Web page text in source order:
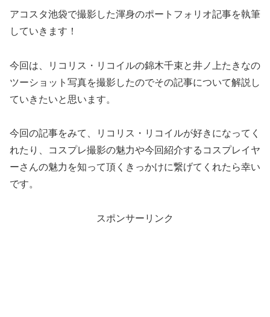
アコスタ池袋で撮影した渾身のポートフォリオ記事を執筆
していきます！
今回は、リコリス・リコイルの錦木千束と井ノ上たきなの
ツーショット写真を撮影したのでその記事について解説し
ていきたいと思います。
今回の記事をみて、リコリス・リコイルが好きになってく
れたり、コスプレ撮影の魅力や今回紹介するコスプレイヤ
ーさんの魅力を知って頂くきっかけに繋げてくれたら幸い
です。
スポンサーリンク